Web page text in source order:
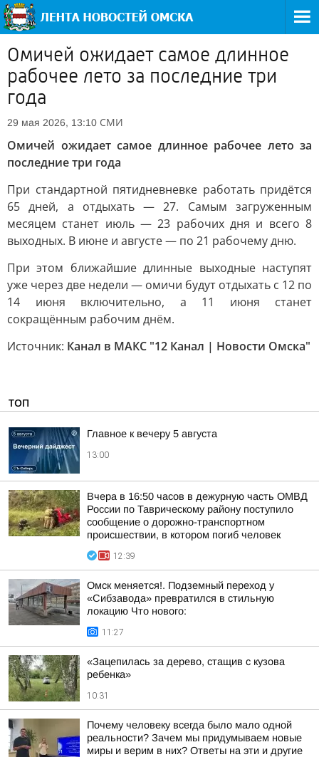
Омичей ожидает самое длинное
рабочее лето за последние три
года
29 мая 2026, 13:10 СМИ
Омичей ожидает самое длинное рабочее лето за
последние три года
При стандартной пятидневневке работать придётся
65 дней, а отдыхать — 27. Самым загруженным
месяцем станет июль — 23 рабочих дня и всего 8
выходных. В июне и августе — по 21 рабочему дню.
При этом ближайшие длинные выходные наступят
уже через две недели — омичи будут отдыхать с 12 по
14 июня включительно, а 11 июня станет
сокращённым рабочим днём.
Источник: Канал в МАКС "12 Канал | Новости Омска"
ТОП
Главное к вечеру 5 августа
13:00
Вчера в 16:50 часов в дежурную часть ОМВД
России по Таврическому району поступило
сообщение о дорожно-транспортном
происшествии, в котором погиб человек
12:39
Омск меняется!. Подземный переход у
«Сибзавода» превратился в стильную
локацию Что нового:
11:27
«Зацепилась за дерево, стащив с кузова
ребенка»
10:31
Почему человеку всегда было мало одной
реальности? Зачем мы придумываем новые
миры и верим в них? Ответы на эти и другие